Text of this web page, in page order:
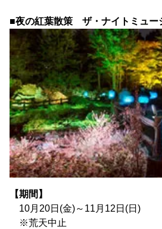
■夜の紅葉散策 ザ・ナイトミュ
【期間】
10月20日(金)～11月12日(日)
※荒天中止